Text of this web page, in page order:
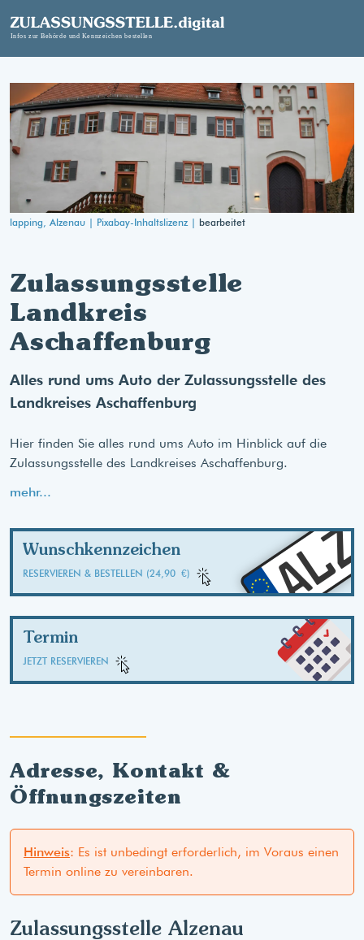
lapping, Alzenau | Pixabay-Inhaltslizenz | bearbeitet
Zulassungsstelle
Landkreis
Aschaffenburg
Alles rund ums Auto der Zulassungsstelle des
Landkreises Aschaffenburg
Hier finden Sie alles rund ums Auto im Hinblick auf die
Zulassungsstelle des Landkreises Aschaffenburg.
mehr...
Wunschkennzeichen
RESERVIEREN & BESTELLEN (24,90 €)
Termin
JETZT RESERVIEREN
Adresse, Kontakt &
Öffnungszeiten
Hinweis: Es ist unbedingt erforderlich, im Voraus einen
Termin online zu vereinbaren.
Zulassungsstelle Alzenau